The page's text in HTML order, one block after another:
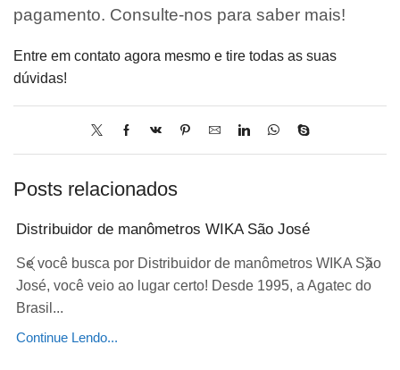
pagamento. Consulte-nos para saber mais!
Entre em contato agora mesmo e tire todas as suas
dúvidas!
Posts relacionados
Distribuidor de manômetros WIKA São José
Se você busca por Distribuidor de manômetros WIKA São
José, você veio ao lugar certo! Desde 1995, a Agatec do
Brasil...
Continue Lendo...